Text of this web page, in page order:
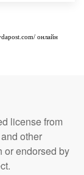
онлайн
license from
other
or endorsed by